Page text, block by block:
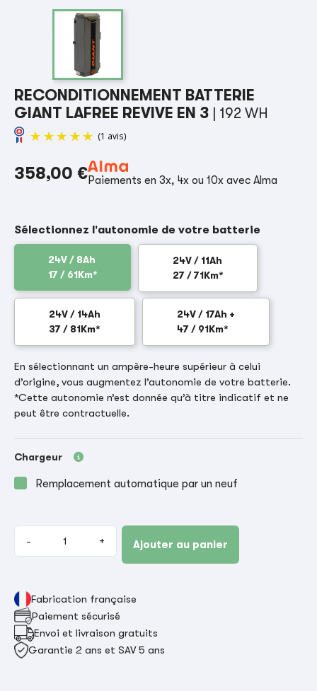
RECONDITIONNEMENT BATTERIE
GIANT LAFREE REVIVE EN 3
| 192 WH
358,00 €Paiements en 3x, 4x ou 10x avec Alma
Sélectionnez l'autonomie de votre batterie
24V / 8Ah
17 / 61Km*
24V / 11Ah
27 / 71Km*
24V / 14Ah
37 / 81Km*
24V / 17Ah +
47 / 91Km*
En sélectionnant un ampère-heure supérieur à celui
d’origine, vous augmentez l’autonomie de votre batterie.
*Cette autonomie n’est donnée qu’à titre indicatif et ne
peut être contractuelle.
Chargeur
Remplacement automatique par un neuf
- + Ajouter au panier
Fabrication française
Paiement sécurisé
Envoi et livraison gratuits
Garantie 2 ans et SAV 5 ans